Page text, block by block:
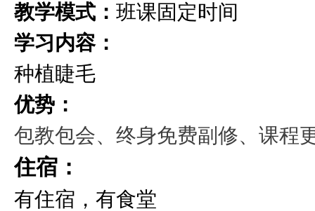
教学模式： 班课固定时间
学习内容：
种植睫毛
优势：
包教包会、终身免费副修、课程
住宿：
有住宿，有食堂